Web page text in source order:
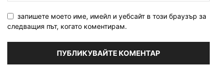
запишете моето име, имейл и уебсайт в този браузър за
следващия път, когато коментирам.